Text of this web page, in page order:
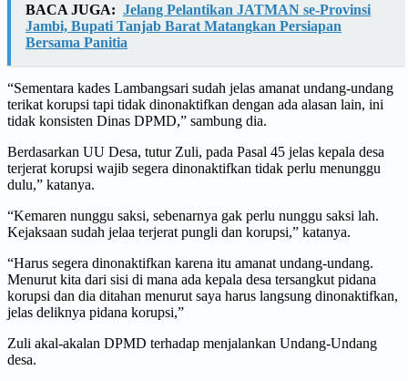
BACA JUGA: Jelang Pelantikan JATMAN se-Provinsi
Jambi, Bupati Tanjab Barat Matangkan Persiapan
Bersama Panitia
“Sementara kades Lambangsari sudah jelas amanat undang-undang
terikat korupsi tapi tidak dinonaktifkan dengan ada alasan lain, ini
tidak konsisten Dinas DPMD,” sambung dia.
Berdasarkan UU Desa, tutur Zuli, pada Pasal 45 jelas kepala desa
terjerat korupsi wajib segera dinonaktifkan tidak perlu menunggu
dulu,” katanya.
“Kemaren nunggu saksi, sebenarnya gak perlu nunggu saksi lah.
Kejaksaan sudah jelaa terjerat pungli dan korupsi,” katanya.
“Harus segera dinonaktifkan karena itu amanat undang-undang.
Menurut kita dari sisi di mana ada kepala desa tersangkut pidana
korupsi dan dia ditahan menurut saya harus langsung dinonaktifkan,
jelas deliknya pidana korupsi,”
Zuli akal-akalan DPMD terhadap menjalankan Undang-Undang
desa.